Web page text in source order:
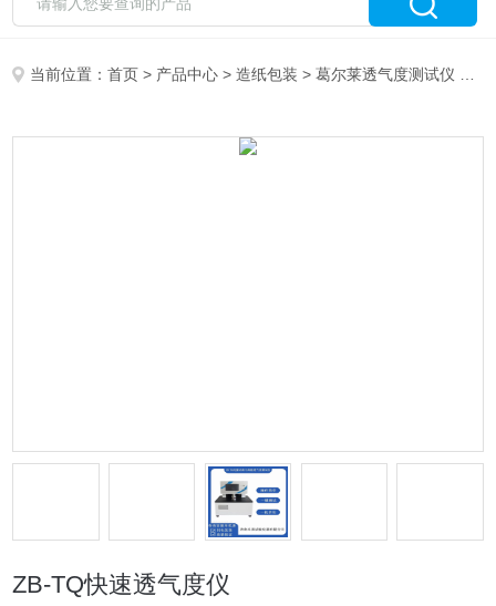
当前位置：首页 > 产品中心 >造纸包装 >葛尔莱透气度测试仪
ZB-TQ快速透气度仪